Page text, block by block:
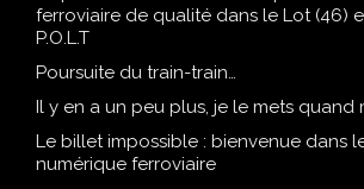
ferroviaire de qualité dans le Lot (46)
P.O.L.T
Poursuite du train-train…
Il y en a un peu plus, je le mets quand
Le billet impossible : bienvenue dans
numérique ferroviaire